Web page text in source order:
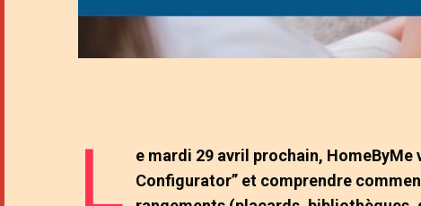
L
e mardi 29 avril prochain,
Configurator” et comprendre